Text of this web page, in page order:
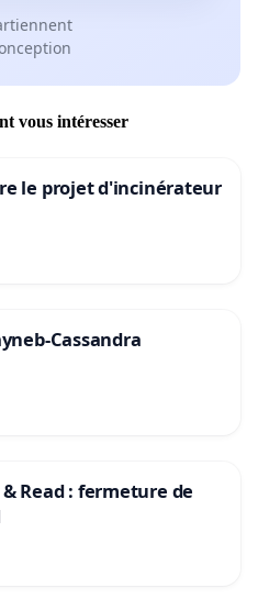
proches périphéries.
des plages horaires :
de tous les quartiers
afin d'assurer un accès
dans la conjoncture
physiques et
vous intéresser
le projet d'incinérateur
Cassandra
Read : fermeture de